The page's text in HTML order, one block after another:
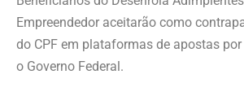
Empreendedor aceitarão como
do CPF em plataformas de apostas
o Governo Federal.